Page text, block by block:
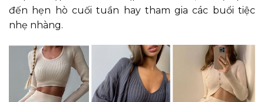
đến hẹn hò cuối tuần hay tham gia các buổi tiệc
nhẹ nhàng.